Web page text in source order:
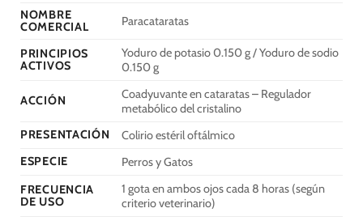
NOMBRE
COMERCIAL
Paracataratas
PRINCIPIOS
ACTIVOS
Yoduro de potasio 0.150 g / Yoduro de sodio
0.150 g
ACCIÓN
Coadyuvante en cataratas – Regulador
metabólico del cristalino
PRESENTACIÓN
Colirio estéril oftálmico
ESPECIE
Perros y Gatos
FRECUENCIA
DE USO
1 gota en ambos ojos cada 8 horas (según
criterio veterinario)